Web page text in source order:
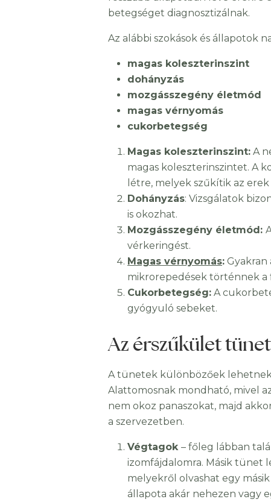
betegséget diagnosztizálnak.
Az alábbi szokások és állapotok
magas koleszterinszint
dohányzás
mozgásszegény életmód
magas vérnyomás
cukorbetegség
Magas koleszterinszint: A
magas koleszterinszintet. A
létre, melyek szűkítik az
Dohányzás: Vizsgálatok
is okozhat.
Mozgásszegény életmód:
vérkeringést.
Magas vérnyomás: Gyakran
mikrorepedések történnek a
Cukorbetegség: A
gyógyuló sebeket.
Az érszűkület
A tünetek különbözőek
Alattomosnak mondható, mivel
nem okoz panaszokat, majd
a szervezetben.
Végtagok – főleg lábban
izomfájdalomra. Másik tünet
melyekről olvashat egy
állapota akár nehezen vagy